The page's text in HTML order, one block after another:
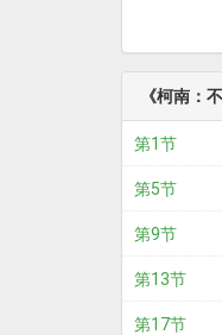
《柯南：
第1节
第5节
第9节
第13节
第17节